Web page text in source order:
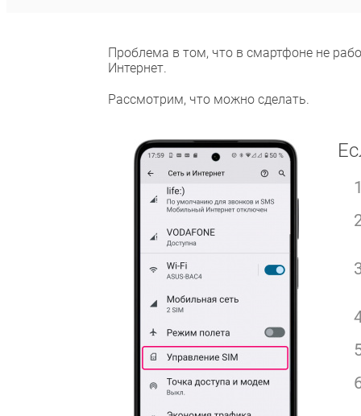
Проблема в том, что в смартфоне не
Интернет.
Рассмотрим, что можно сделать.